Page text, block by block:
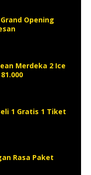
Opening
Merdeka 2 Ice
1 Gratis 1 Tiket
Rasa Paket